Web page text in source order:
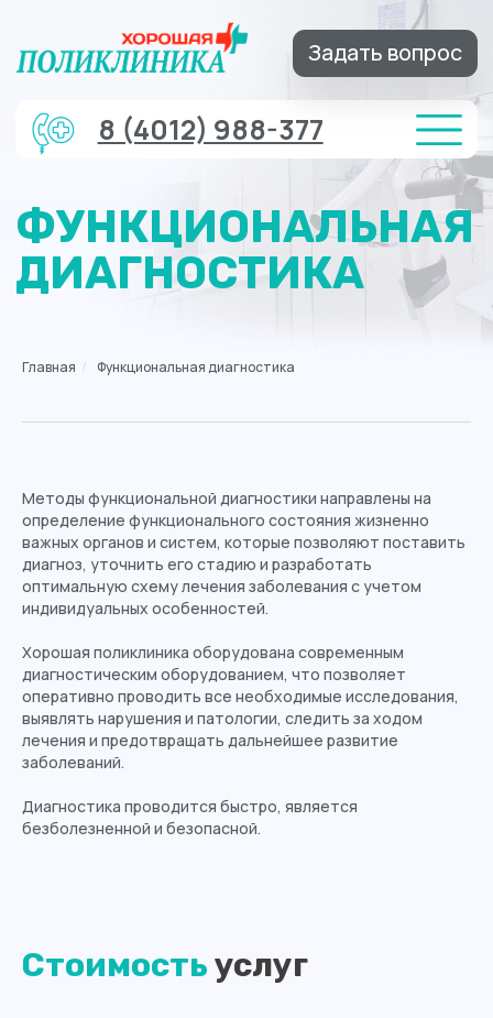
Задать вопрос
ФУНКЦИОНАЛЬНАЯ
Главная / Функциональная диагностика
Методы функциональной диагностики направлены на
определение функционального состояния жизненно
важных органов и систем, которые позволяют поставить
диагноз, уточнить его стадию и разработать
оптимальную схему лечения заболевания с учетом
индивидуальных особенностей.
Хорошая поликлиника оборудована современным
диагностическим оборудованием, что позволяет
оперативно проводить все необходимые исследования,
выявлять нарушения и патологии, следить за ходом
лечения и предотвращать дальнейшее развитие
заболеваний.
Диагностика проводится быстро, является
безболезненной и безопасной.
Стоимостьуслуг